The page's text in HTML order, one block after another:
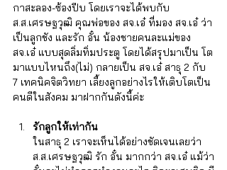
กาสะลอง-ซ้องปีบ โดยเราจะได้พบกับ
ส.ส.เศรษฐวุฒิ คุณพ่อของ สจ.เอ๋ ที่มอง สจ.เอ๋ ว่า
เป็นลูกชัง และรัก อั๋น น้องชายคนละแม่ของ
สจ.เอ๋ แบบสุดลิ่มทิ่มประตู โดยได้สรุปมาเป็น โต
มาแบบไหนถึง(ไม่) กลายเป็น สจ.เอ๋ สาธุ 2 กับ
7 เทคนิคจิตวิทยา เลี้ยงลูกอย่างไรให้เติบโตเป็น
คนดีในสังคม มาฝากกันดังนี้ค่ะ
รักลูกให้เท่ากัน
ในสาธุ 2 เราจะเห็นได้อย่างชัดเจนเลยว่า
ส.ส.เศรษฐวุฒิ รัก อั๋น มากกว่า สจ.เอ๋ แม้ว่า